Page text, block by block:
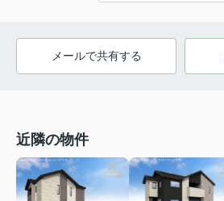
メールで共有する
近隣の物件